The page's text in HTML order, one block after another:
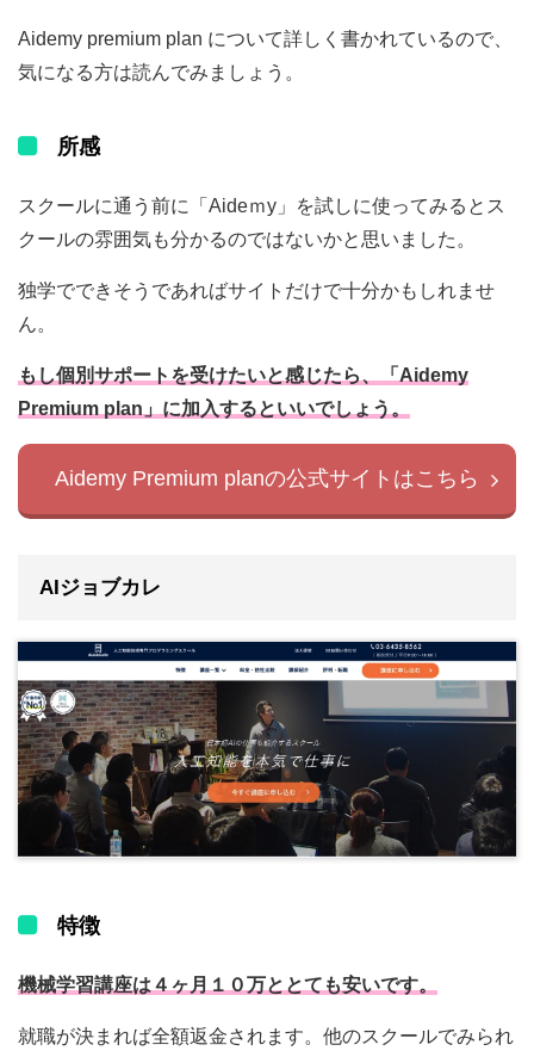
Aidemy premium plan について詳しく書かれているので、
気になる方は読んでみましょう。
所感
スクールに通う前に「Aideｍy」を試しに使ってみるとス
クールの雰囲気も分かるのではないかと思いました。
独学でできそうであればサイトだけで十分かもしれませ
ん。
もし個別サポートを受けたいと感じたら、「Aidemy
Premium plan」に加入するといいでしょう。
Aidemy Premium planの公式サイトはこちら
AIジョブカレ
特徴
機械学習講座は４ヶ月１０万ととても安いです。
就職が決まれば全額返金されます。他のスクールでみられ